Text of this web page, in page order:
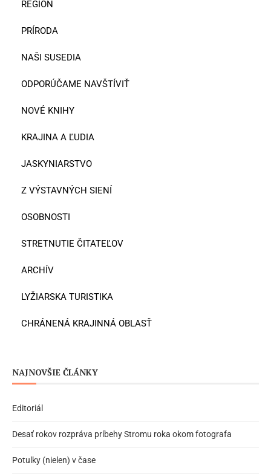
REGIÓN
PRÍRODA
NAŠI SUSEDIA
ODPORÚČAME NAVŠTÍVIŤ
NOVÉ KNIHY
KRAJINA A ĽUDIA
JASKYNIARSTVO
Z VÝSTAVNÝCH SIENÍ
OSOBNOSTI
STRETNUTIE ČITATEĽOV
ARCHÍV
LYŽIARSKA TURISTIKA
CHRÁNENÁ KRAJINNÁ OBLASŤ
NAJNOVŠIE ČLÁNKY
Editoriál
Desať rokov rozpráva príbehy Stromu roka okom fotografa
Potulky (nielen) v čase